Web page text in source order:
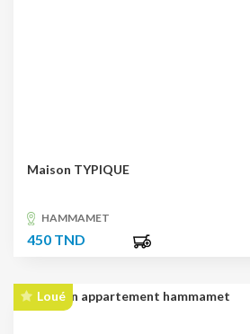
Maison TYPIQUE
HAMMAMET
450 TND
Loué